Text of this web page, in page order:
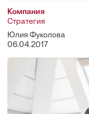
Компания
Стратегия
Юлия Фуколова
06.04.2017